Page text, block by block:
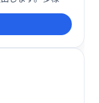
刷物などに個性
。創造性を刺激
ます。